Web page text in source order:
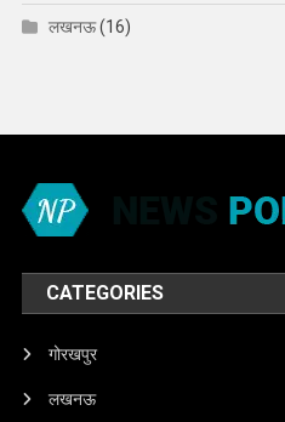
लखनऊ(16)
CATEGORIES
गोरखपुर
लखनऊ